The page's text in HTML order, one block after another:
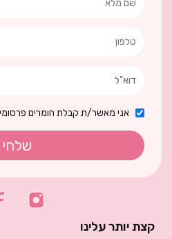
אני מאשר/ת קבלת חומרים
שלחי
קצת יותר עלינו